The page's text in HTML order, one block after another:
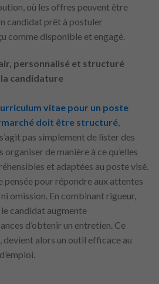
où les offres peuvent être
candidat prêt à postuler
comme disponible et engagé.
personnalisé et structuré
candidature
vitae pour un poste
doit être structuré
pas simplement de lister des
de manière à ce qu’elles
et adaptées au poste visé.
pensée pour répondre aux attentes
omission. En combinant rigueur,
candidat augmente
d’obtenir un entretien. Ce
devient alors un outil efficace au